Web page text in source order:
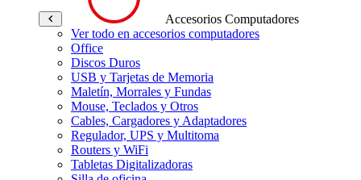
Accesorios Computadores
Ver todo en accesorios computadores
Office
Discos Duros
USB y Tarjetas de Memoria
Maletín, Morrales y Fundas
Mouse, Teclados y Otros
Cables, Cargadores y Adaptadores
Regulador, UPS y Multitoma
Routers y WiFi
Tabletas Digitalizadoras